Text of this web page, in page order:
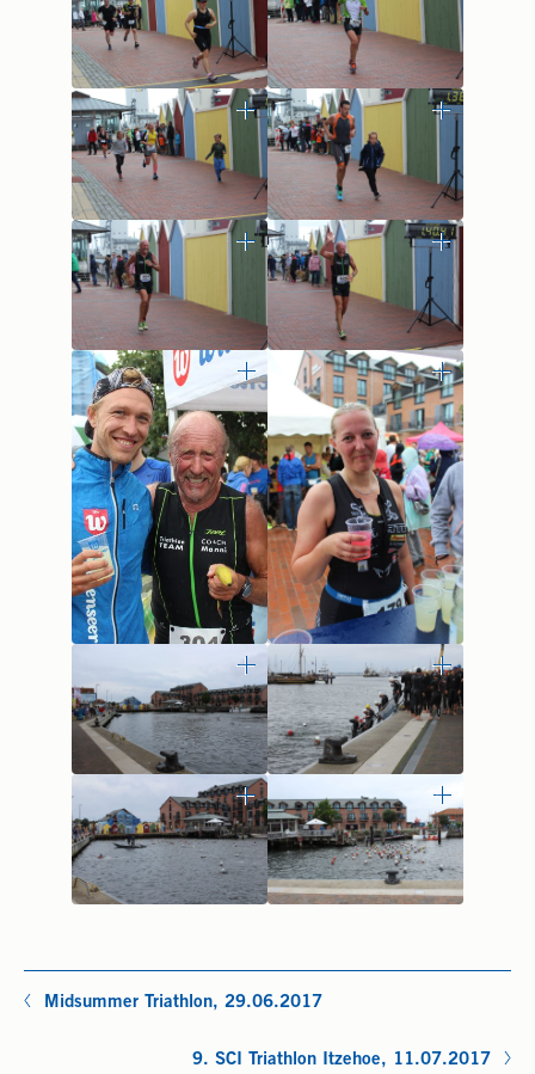
Midsummer Triathlon, 29.06.2017
9. SCI Triathlon Itzehoe, 11.07.2017